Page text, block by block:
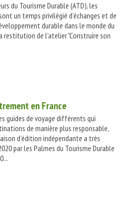
du Tourisme Durable (ATD), les
un temps privilégié d’échanges et de
durable dans le monde du
restitution de l'atelier "Construire son
en France
guides de voyage différents qui
de manière plus responsable,
d’édition indépendante a très
par les Palmes du Tourisme Durable